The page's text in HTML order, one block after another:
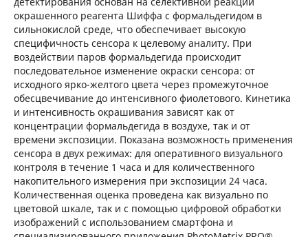
окрашенного реагента Шиффа с формальдегидом в
сильнокислой среде, что обеспечивает высокую
специфичность сенсора к целевому аналиту. При
воздействии паров формальдегида происходит
последовательное изменение окраски сенсора: от
исходного ярко-желтого цвета через промежуточное
обесцвечивание до интенсивного фиолетового. Кинетика
и интенсивность окрашивания зависят как от
концентрации формальдегида в воздухе, так и от
времени экспозиции. Показана возможность применения
сенсора в двух режимах: для оперативного визуального
контроля в течение 1 часа и для количественного
накопительного измерения при экспозиции 24 часа.
Количественная оценка проведена как визуально по
цветовой шкале, так и с помощью цифровой обработки
изображений с использованием смартфона и